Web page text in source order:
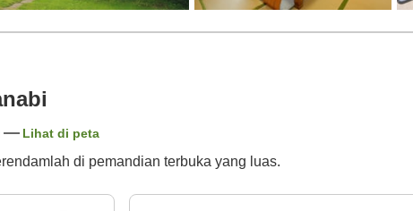
Lihat di peta
di pemandian terbuka yang luas.